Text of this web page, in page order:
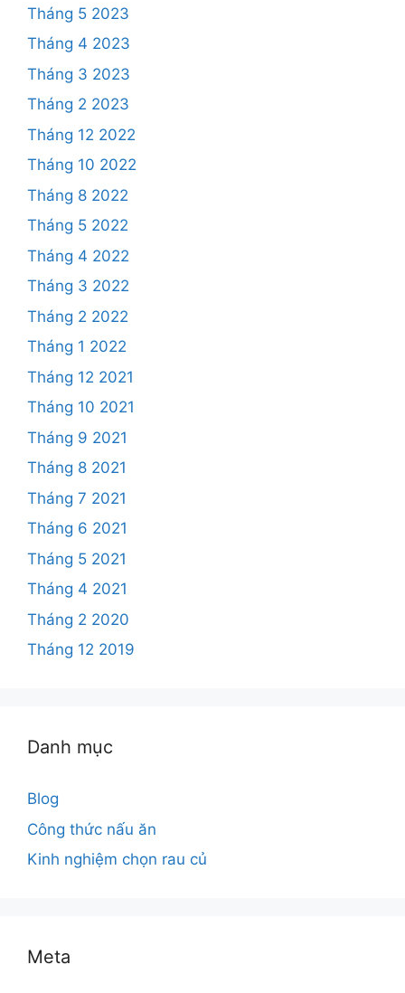
Tháng 5 2023
Tháng 4 2023
Tháng 3 2023
Tháng 2 2023
Tháng 12 2022
Tháng 10 2022
Tháng 8 2022
Tháng 5 2022
Tháng 4 2022
Tháng 3 2022
Tháng 2 2022
Tháng 1 2022
Tháng 12 2021
Tháng 10 2021
Tháng 9 2021
Tháng 8 2021
Tháng 7 2021
Tháng 6 2021
Tháng 5 2021
Tháng 4 2021
Tháng 2 2020
Tháng 12 2019
Danh mục
Blog
Công thức nấu ăn
Kinh nghiệm chọn rau củ
Meta